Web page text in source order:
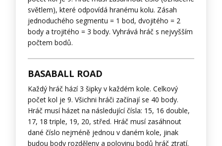
světlem), které odpovídá hranému kolu. Zásah
jednoduchého segmentu = 1 bod, dvojitého = 2
body a trojitého = 3 body. Vyhrává hráč s nejvyšším
počtem bodů.
BASABALL ROAD
Každý hráč hází 3 šipky v každém kole. Celkový
počet kol je 9. Všichni hráči začínají se 40 body.
Hráč musí házet na následující čísla: 15, 16 double,
17, 18 triple, 19, 20, střed. Hráč musí zasáhnout
dané číslo nejméně jednou v daném kole, jinak
budou body rozděleny a polovinu bodů hráč ztratí.